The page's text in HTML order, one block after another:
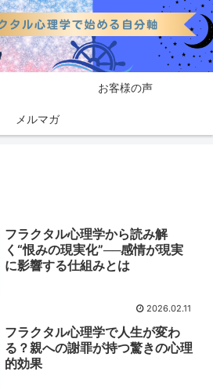
お客様の声
メルマガ
フラクタル心理学から読み解
く“恨みの現実化”──感情が現実
に影響する仕組みとは
2026.02.11
フラクタル心理学で人生が変わ
る？親への謝罪が持つ驚きの心理
的効果